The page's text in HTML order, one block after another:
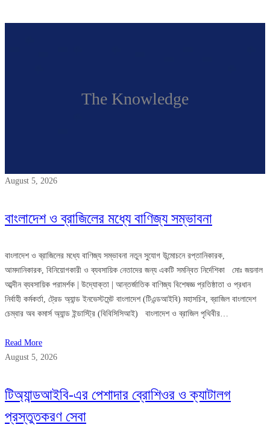
The Knowledge
August 5, 2026
বাংলাদেশ ও ব্রাজিলের মধ্যে বাণিজ্য সম্ভাবনা
বাংলাদেশ ও ব্রাজিলের মধ্যে বাণিজ্য সম্ভাবনা নতুন সুযোগ উন্মোচনে রপ্তানিকারক,
আমদানিকারক, বিনিয়োগকারী ও ব্যবসায়িক নেতাদের জন্য একটি সমন্বিত নির্দেশিকা মোঃ জয়নাল
আব্দীন ব্যবসায়িক পরামর্শক | উদ্যোক্তা | আন্তর্জাতিক বাণিজ্য বিশেষজ্ঞ প্রতিষ্ঠাতা ও প্রধান
নির্বাহী কর্মকর্তা, ট্রেড অ্যান্ড ইনভেস্টমেন্ট বাংলাদেশ (টিএন্ডআইবি) মহাসচিব, ব্রাজিল বাংলাদেশ
চেম্বার অব কমার্স অ্যান্ড ইন্ডাস্ট্রি (বিবিসিসিআই) বাংলাদেশ ও ব্রাজিল পৃথিবীর…
Read More
August 5, 2026
টিঅ্যান্ডআইবি-এর পেশাদার ব্রোশিওর ও ক্যাটালগ
প্রস্তুতকরণ সেবা